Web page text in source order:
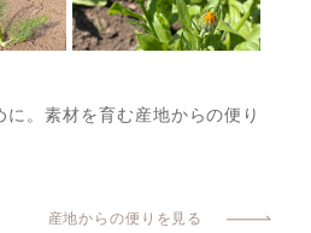
。素材を育む産地からの便り
産地からの便りを見る